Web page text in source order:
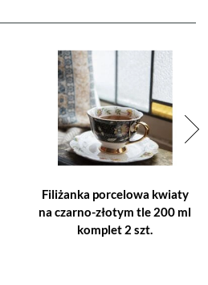
Filiżanka porcelowa kwiaty
na czarno-złotym tle 200 ml
komplet 2 szt.